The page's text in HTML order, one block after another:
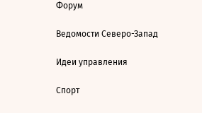
Форум
Ведомости Северо-Запад
Идеи управления
Спорт